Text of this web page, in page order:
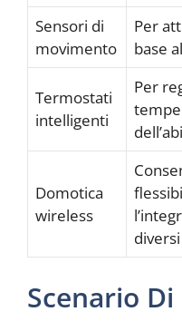
Sensori di
movimento
Per
base
Termostati
intelligenti
Per
Domotica
wireless
Scenario